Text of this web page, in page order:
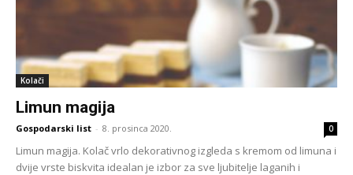
Kolači
Limun magija
Gospodarski list - 8. prosinca 2020. 0
Limun magija. Kolač vrlo dekorativnog izgleda s kremom od limuna i
dvije vrste biskvita idealan je izbor za sve ljubitelje laganih i